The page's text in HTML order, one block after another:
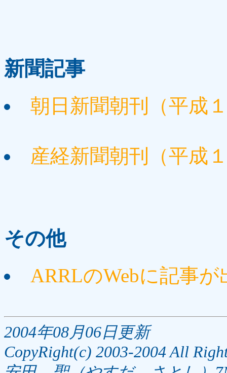
新聞記事
朝日新聞朝刊（平成
産経新聞朝刊（平成
その他
ARRLのWebに記事
2004年08月06日更新
CopyRight(c) 2003-2004 All